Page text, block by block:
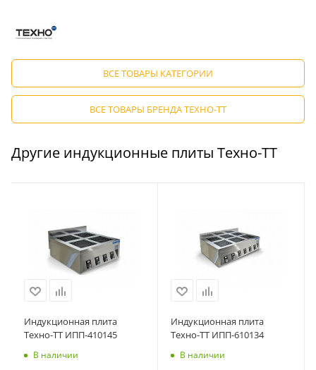
ВСЕ ТОВАРЫ КАТЕГОРИИ
ВСЕ ТОВАРЫ БРЕНДА ТЕХНО-ТТ
Другие индукционные плиты Техно-ТТ
Индукционная плита
Техно-ТТ ИПП-410145
В наличии
Индукционная плита
Техно-ТТ ИПП-610134
В наличии